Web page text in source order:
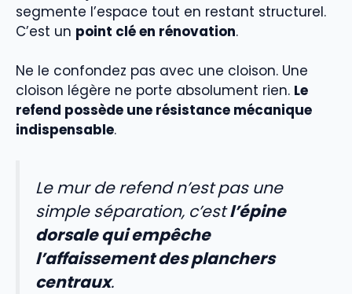
segmente l’espace tout en restant structurel.
C’est un point clé en rénovation.
Ne le confondez pas avec une cloison. Une
cloison légère ne porte absolument rien. Le
refend possède une résistance mécanique
indispensable.
Le mur de refend n’est pas une
simple séparation, c’estl’épine
dorsale qui empêche
l’affaissement des planchers
centraux.